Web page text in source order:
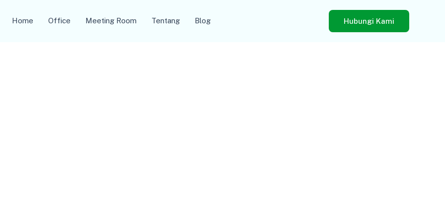
Home Office Meeting Room Tentang Blog Hubungi Kami